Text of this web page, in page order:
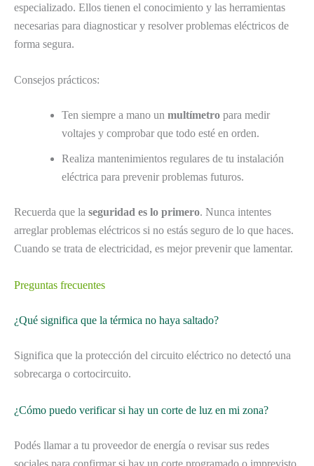
especializado. Ellos tienen el conocimiento y las herramientas
necesarias para diagnosticar y resolver problemas eléctricos de
forma segura.
Consejos prácticos:
Ten siempre a mano un multímetro para medir
voltajes y comprobar que todo esté en orden.
Realiza mantenimientos regulares de tu instalación
eléctrica para prevenir problemas futuros.
Recuerda que la seguridad es lo primero. Nunca intentes
arreglar problemas eléctricos si no estás seguro de lo que haces.
Cuando se trata de electricidad, es mejor prevenir que lamentar.
Preguntas frecuentes
¿Qué significa que la térmica no haya saltado?
Significa que la protección del circuito eléctrico no detectó una
sobrecarga o cortocircuito.
¿Cómo puedo verificar si hay un corte de luz en mi zona?
Podés llamar a tu proveedor de energía o revisar sus redes
sociales para confirmar si hay un corte programado o imprevisto.